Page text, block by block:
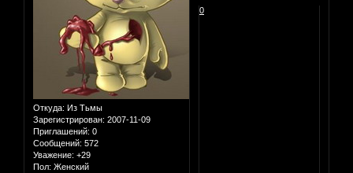
Откуда: Из Тьмы
Зарегистрирован: 2007-11-09
Приглашений: 0
Сообщений: 572
Уважение: +29
Пол: Женский
0